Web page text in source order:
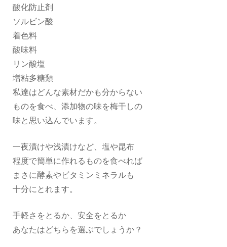
酸化防止剤
ソルビン酸
着色料
酸味料
リン酸塩
増粘多糖類
私達はどんな素材だかも分からない
ものを食べ、添加物の味を梅干しの
味と思い込んでいます。
一夜漬けや浅漬けなど、塩や昆布
程度で簡単に作れるものを食べれば
まさに酵素やビタミンミネラルも
十分にとれます。
手軽さをとるか、安全をとるか
あなたはどちらを選ぶでしょうか？